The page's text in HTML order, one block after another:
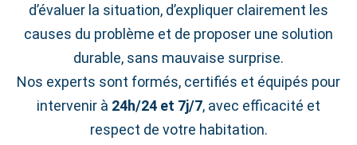
d’évaluer la situation, d’expliquer clairement les
causes du problème et de proposer une solution
durable, sans mauvaise surprise.
Nos experts sont formés, certifiés et équipés pour
intervenir à 24h/24 et 7j/7, avec efficacité et
respect de votre habitation.